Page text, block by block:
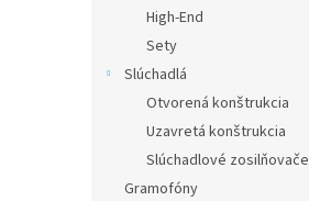
High-End
Sety
Slúchadlá
Otvorená konštrukcia
Uzavretá konštrukcia
Slúchadlové zosilňovače
Gramofóny